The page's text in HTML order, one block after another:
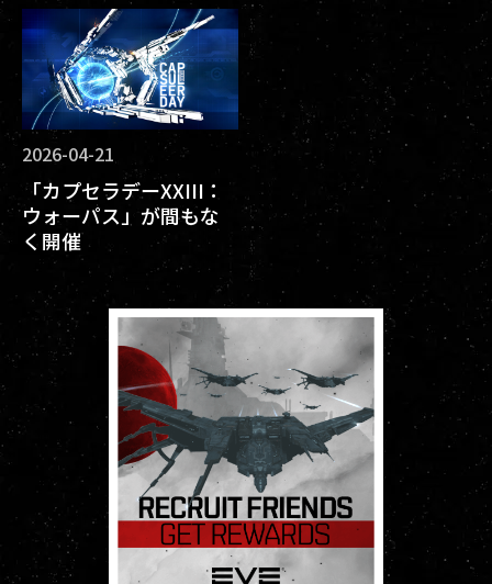
2026-04-21
「カプセラデーXXIII：
ウォーパス」が間もな
く開催